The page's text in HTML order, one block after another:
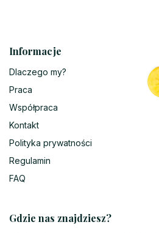
Informacje
Dlaczego my?
Praca
Współpraca
Kontakt
Polityka prywatności
Regulamin
FAQ
Gdzie nas znajdziesz?